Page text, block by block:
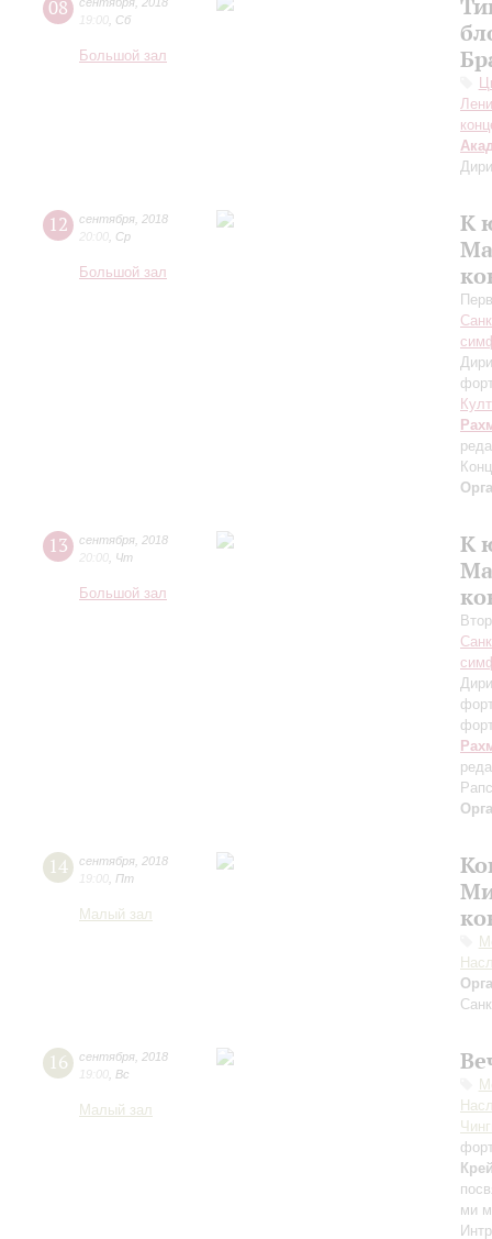
08
19:00 Сб
Большой зал
12 сентября 2018
20:00 Ср
Большой зал
К
13 сентября 2018
20:00 Чт
Большой зал
К
14 сентября 2018
19:00 Пт
Малый зал
16 сентября 2018
19:00 Вс
Малый зал
ми